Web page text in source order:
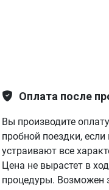
Оплата после
Вы производите
пробной поездки, если
устраивают все
Цена не вырастет в
процедуры. Возможен